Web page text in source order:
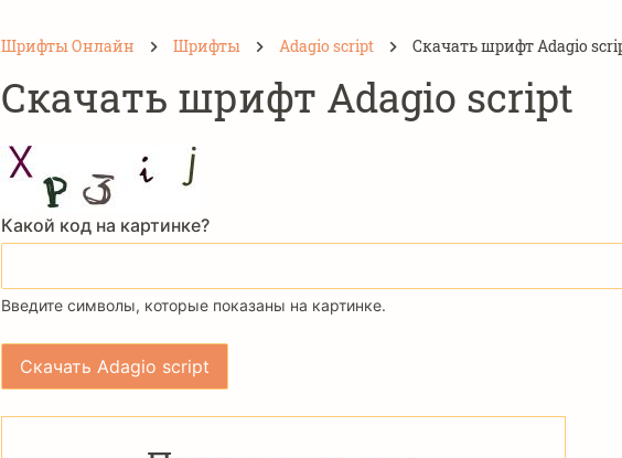
Шрифты Онлайн Шрифты Adagio script Скачать шрифт Adagio
Скачать шрифт Adagio script
Какой код на картинке?
Введите символы, которые показаны на картинке.